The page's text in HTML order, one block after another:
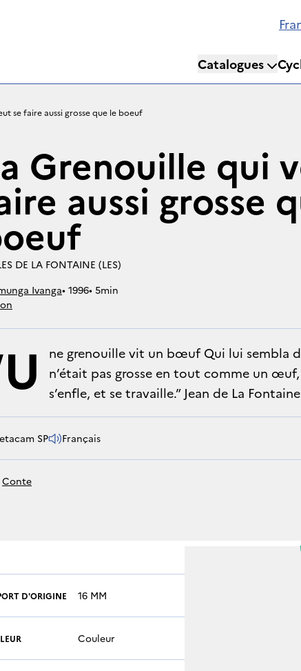
Catalogues
se faire aussi grosse que le boeuf
Grenouille qui
aussi grosse
DE LA FONTAINE (LES)
Ivanga• 1996• 5min
ne grenouille vit un bœuf Qui lui sembla
n’était pas grosse en tout comme un œuf,
s’enfle, et se travaille.” Jean de La Fontaine
SP Français
conte
D'ORIGINE 16 MM
Couleur